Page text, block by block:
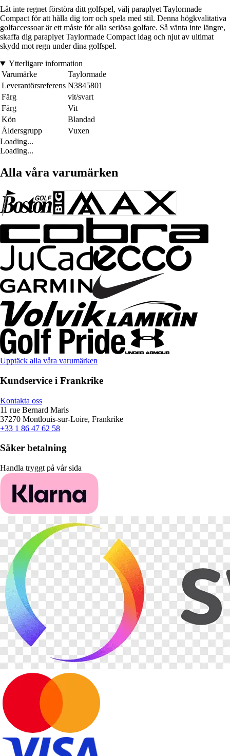
Låt inte regnet förstöra ditt golfspel, välj paraplyet Taylormade
Compact för att hålla dig torr och spela med stil. Denna högkvalitativa
golfaccessoar är ett måste för alla seriösa golfare. Så vänta inte längre,
skaffa dig paraplyet Taylormade Compact idag och njut av ultimat
skydd mot regn under dina golfspel.
Ytterligare information
Varumärke
Taylormade
Leverantörsreferens N3845801
Färg
vit/svart
Färg
Vit
Kön
Blandad
Åldersgrupp
Vuxen
Loading...
Loading...
Alla våra varumärken
Upptäck alla våra varumärken
Kundservice i Frankrike
Kontakta oss
11 rue Bernard Maris
37270 Montlouis-sur-Loire, Frankrike
+33 1 86 47 62 58
Säker betalning
Handla tryggt på vår sida